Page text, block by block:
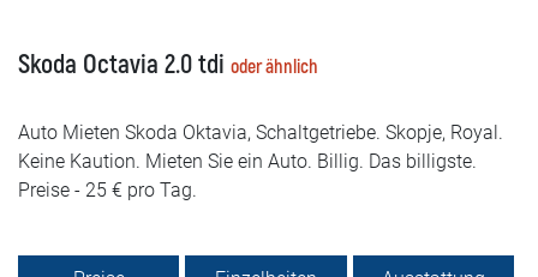
Spezialitäten
Standorte
Auto Mieten
Preise
Skoda Octavia 2.0 tdi oder ähnlich
Auto Mieten Skoda Oktavia, Schaltgetriebe. Skopje, Royal.
Keine Kaution. Mieten Sie ein Auto. Billig. Das billigste.
Preise - 25 € pro Tag.